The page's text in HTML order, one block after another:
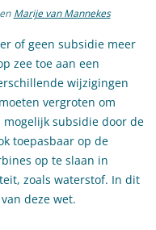
en Marije van Mannekes
of geen subsidie meer
zee toe aan een
wijzigingen
vergroten om
subsidie door de
toepasbaar op de
op te slaan in
zoals waterstof. In dit
deze wet.